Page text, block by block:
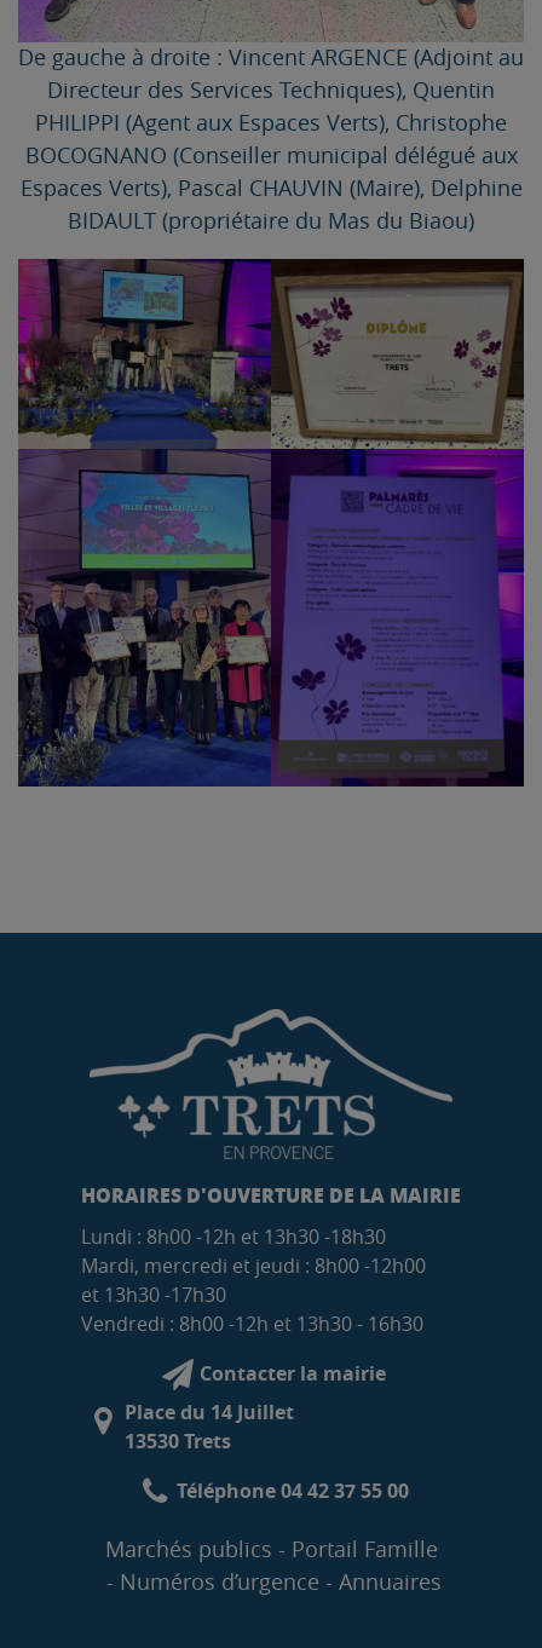
De gauche à droite : Vincent ARGENCE (Adjoint au
Directeur des Services Techniques), Quentin
PHILIPPI (Agent aux Espaces Verts), Christophe
BOCOGNANO (Conseiller municipal délégué aux
Espaces Verts), Pascal CHAUVIN (Maire), Delphine
BIDAULT (propriétaire du Mas du Biaou)
HORAIRES D'OUVERTURE DE LA MAIRIE
Lundi : 8h00 -12h et 13h30 -18h30
Mardi, mercredi et jeudi : 8h00 -12h00
et 13h30 -17h30
Vendredi : 8h00 -12h et 13h30 - 16h30
Contacter la mairie
Place du 14 Juillet
13530 Trets
Téléphone 04 42 37 55 00
Marchés publics
Portail Famille
Numéros d’urgence
Annuaires